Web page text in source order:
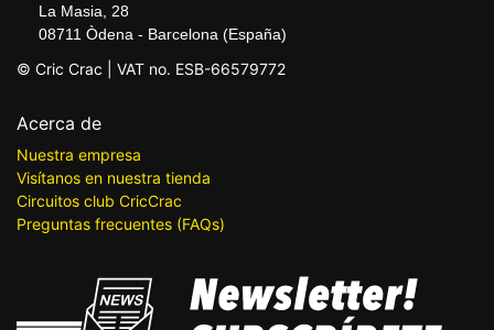
La Masia, 28
08711 Òdena - Barcelona (España)
© Cric Crac | VAT no. ESB-66579772
Acerca de
Nuestra empresa
Visítanos en nuestra tienda
Circuitos club CricCrac
Preguntas frecuentes (FAQs)